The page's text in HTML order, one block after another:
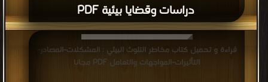
دراسات وقضايا بيئية PDF
قراءة و تحميل كتاب مخاطر التلوث البيئي : المشكلات-المصادر-
التأثيرات-المواجهات والتعامل PDF مجانا